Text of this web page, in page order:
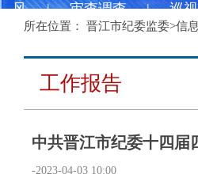
风 | 审查调查 | 巡
所在位置： 晋江市纪委监委>信
工作报告
中共晋江市纪委十四届
-2023-04-03 10:00